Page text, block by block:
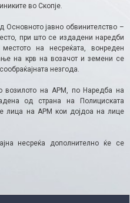
во Скопје.
јавно обвинителство –
при што се издадени наредби
на несреќата, вонреден
на крв на возачот и земени се
незгода.
возилото на АРМ, по Наредба на
од страна на Полициската
лица на АРМ кои дојдоа на лице
несреќа дополнително ќе се